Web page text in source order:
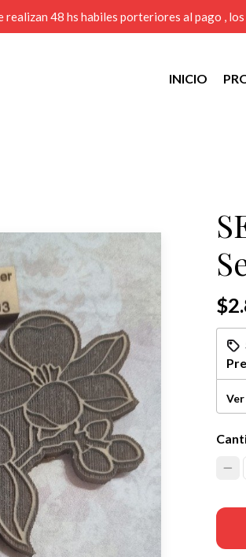
realizan 48 hs habiles porteriores al pago ,
INICIO